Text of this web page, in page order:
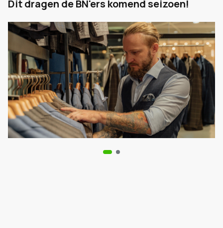
Dit dragen de BN'ers komend seizoen!